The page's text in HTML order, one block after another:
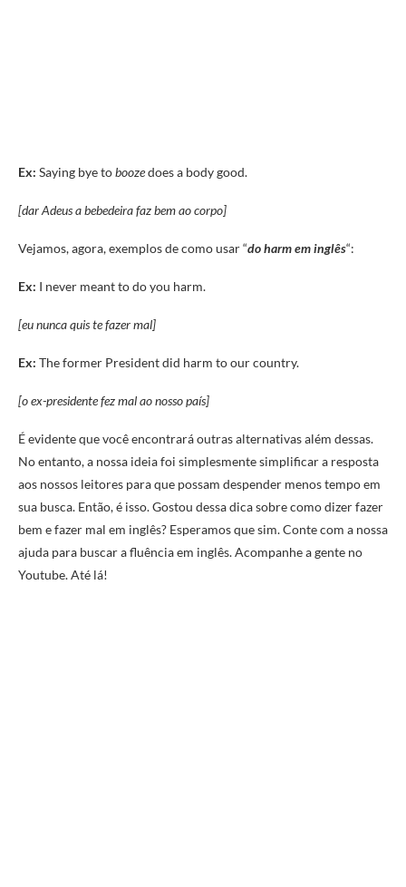
Ex: Saying bye toboozedoes a body good.
[dar Adeus a bebedeira faz bem ao corpo]
Vejamos, agora, exemplos de como usar “do harm em inglês“:
Ex: I never meant to do you harm.
[eu nunca quis te fazer mal]
Ex: The former President did harm to our country.
[o ex-presidente fez mal ao nosso país]
É evidente que você encontrará outras alternativas além dessas.
No entanto, a nossa ideia foi simplesmente simplificar a resposta
aos nossos leitores para que possam despender menos tempo em
sua busca. Então, é isso. Gostou dessa dica sobre como dizer fazer
bem e fazer mal em inglês? Esperamos que sim. Conte com a nossa
ajuda para buscar a fluência em inglês. Acompanhe a gente no
Youtube. Até lá!